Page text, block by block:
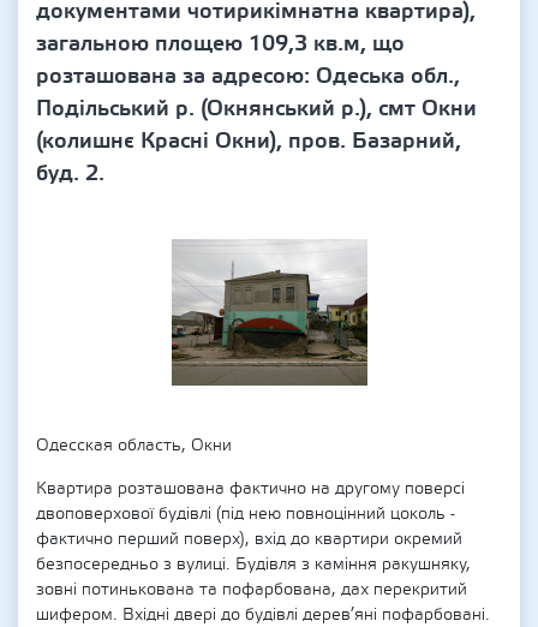
документами чотирикімнатна квартира),
загальною площею 109,3 кв.м, що
розташована за адресою: Одеська обл.,
Подільський р. (Окнянський р.), смт Окни
(колишнє Красні Окни), пров. Базарний,
буд. 2.
Одесская область, Окни
Квартира розташована фактично на другому поверсі
двоповерхової будівлі (під нею повноцінний цоколь -
фактично перший поверх), вхід до квартири окремий
безпосередньо з вулиці. Будівля з каміння ракушняку,
зовні потинькована та пофарбована, дах перекритий
шифером. Вхідні двері до будівлі дерев’яні пофарбовані.